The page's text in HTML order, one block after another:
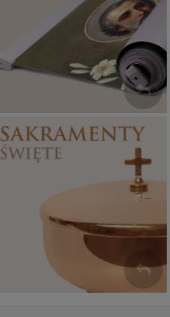
Banery religijne
ZOBACZ
Sakramenty Święte